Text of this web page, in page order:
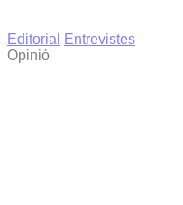
Editorial
Entrevistes
Opinió